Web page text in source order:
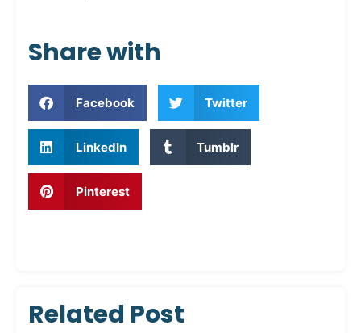
Share with
Facebook Twitter
LinkedIn Tumblr
Pinterest
Related Post